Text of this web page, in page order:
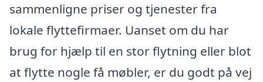
sammenligne priser og tjenester fra
lokale flyttefirmaer. Uanset om du har
brug for hjælp til en stor flytning eller blot
at flytte nogle få møbler, er du godt på vej